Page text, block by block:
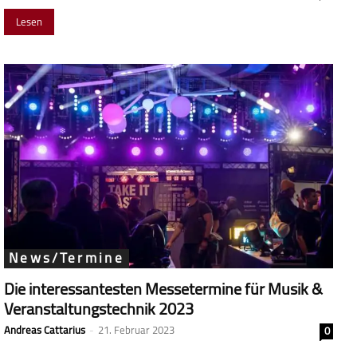
Lesen
News/Termine
Die interessantesten Messetermine für Musik &
Veranstaltungstechnik 2023
Andreas Cattarius - 21. Februar 2023
0